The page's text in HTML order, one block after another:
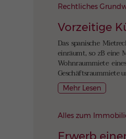
Rechtliches
Vorzeitige
Das spanische
einräumt, so zB eine
Wohnraummiete
Geschäftsraummiete
Mehr Lesen
Alles zum